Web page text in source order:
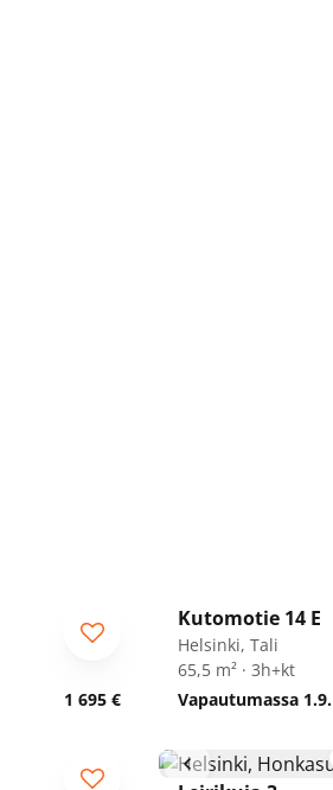
1 695 €
Kutomotie 14 E
Helsinki, Tali
65,5 m² · 3h+kt
Vapautumassa 1.9.